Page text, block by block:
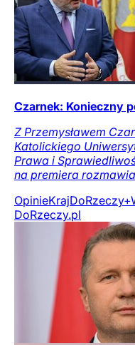
Czarnek: Konieczny
Z Przemysławem
Katolickiego
Prawa i
na premiera
OpinieKrajDoRzeczy+
DoRzeczy.pl